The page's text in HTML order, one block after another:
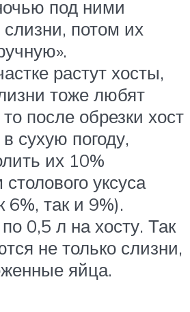
под ними
слизни, потом их
растут хосты,
тоже любят
после обрезки хост
сухую погоду,
их 10%
уксуса
6%, так и 9%).
0,5 л на хосту. Так
не только слизни,
яйца.